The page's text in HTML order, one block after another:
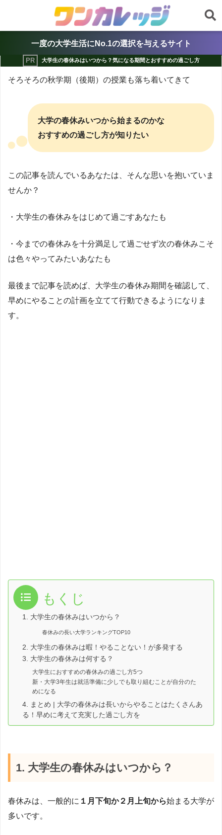
一度の大学生活にNo.1の選択を与えるサイト
大学生の春休みはいつから？気になる期間とおすすめの過ごし方
そろそろの秋学期（後期）の授業も落ち着いてきて
大学の春休みいつから始まるのかな
おすすめの過ごし方が知りたい
この記事を読んでいるあなたは、そんな思いを抱いていま
せんか？
・大学生の春休みをはじめて過ごすあなたも
・今までの春休みを十分満足して過ごせず次の春休みこそ
は色々やってみたいあなたも
最後まで記事を読めば、大学生の春休み期間を確認して、
早めにやることの計画を立てて行動できるようになりま
す。
もくじ
1. 大学生の春休みはいつから？
春休みの長い大学ランキングTOP10
2. 大学生の春休みは暇！やることない！が多発する
3. 大学生の春休みは何する？
大学生におすすめの春休みの過ごし方5つ
新・大学3年生は就活準備に少しでも取り組むことが自分のた
めになる
4. まとめ | 大学の春休みは長いからやることはたくさんあ
る！早めに考えて充実した過ごし方を
1. 大学生の春休みはいつから？
春休みは、一般的に １月下旬か２月上旬から始まる大学が
多いです。